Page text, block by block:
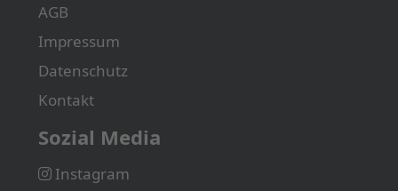
AGB
Impressum
Datenschutz
Kontakt
Sozial Media
Instagram